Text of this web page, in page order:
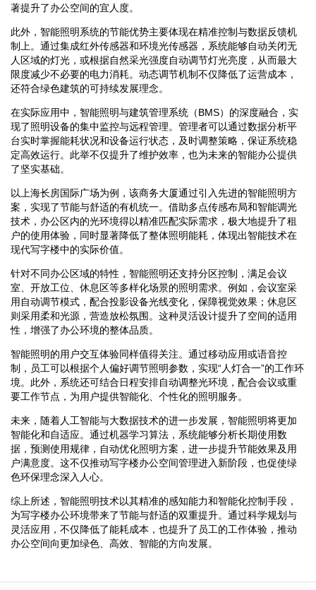
著提升了办公空间的宜人度。
此外，智能照明系统的节能优势主要体现在精准控制与数据反馈机
制上。通过集成红外传感器和环境光传感器，系统能够自动关闭无
人区域的灯光，或根据自然采光强度自动调节灯光亮度，从而最大
限度减少不必要的电力消耗。动态调节机制不仅降低了运营成本，
还符合绿色建筑的可持续发展理念。
在实际应用中，智能照明与建筑管理系统（BMS）的深度融合，实
现了照明设备的集中监控与远程管理。管理者可以通过数据分析平
台实时掌握能耗状况和设备运行状态，及时调整策略，保证系统稳
定高效运行。此举不仅提升了维护效率，也为未来的智能办公提供
了坚实基础。
以上海长房国际广场为例，该商务大厦通过引入先进的智能照明方
案，实现了节能与舒适的有机统一。借助多点传感布局和智能调光
技术，办公区内的光环境得以精准匹配实际需求，极大地提升了租
户的使用体验，同时显著降低了整体照明能耗，体现出智能技术在
现代写字楼中的实际价值。
针对不同办公区域的特性，智能照明还支持分区控制，满足会议
室、开放工位、休息区等多样化场景的照明需求。例如，会议室采
用自动调节模式，配合投影设备光线变化，保障视觉效果；休息区
则采用柔和光源，营造放松氛围。这种灵活设计提升了空间的适用
性，增强了办公环境的整体品质。
智能照明的用户交互体验同样值得关注。通过移动应用或语音控
制，员工可以根据个人偏好调节照明参数，实现“人灯合一”的工作环
境。此外，系统还可结合日程安排自动调整光环境，配合会议或重
要工作节点，为用户提供智能化、个性化的照明服务。
未来，随着人工智能与大数据技术的进一步发展，智能照明将更加
智能化和自适应。通过机器学习算法，系统能够分析长期使用数
据，预测使用规律，自动优化照明方案，进一步提升节能效果及用
户满意度。这不仅推动写字楼办公空间管理进入新阶段，也促使绿
色环保理念深入人心。
综上所述，智能照明技术以其精准的感知能力和智能化控制手段，
为写字楼办公环境带来了节能与舒适的双重提升。通过科学规划与
灵活应用，不仅降低了能耗成本，也提升了员工的工作体验，推动
办公空间向更加绿色、高效、智能的方向发展。